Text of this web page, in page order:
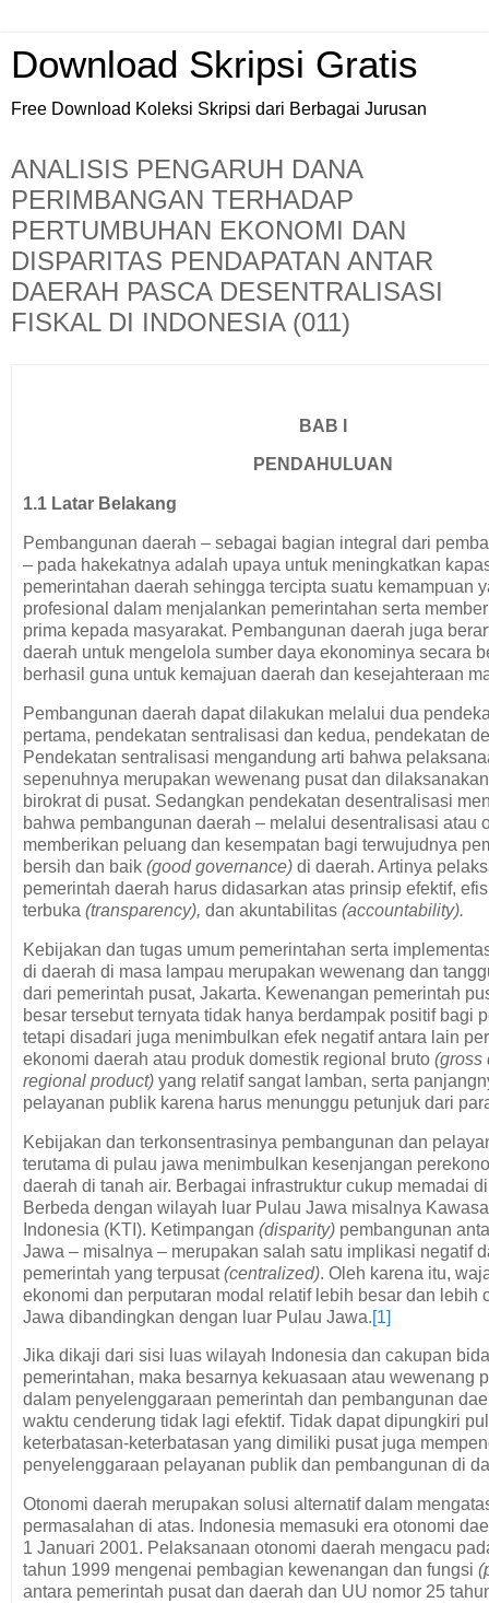
Download Skripsi Gratis
Free Download Koleksi Skripsi dari Berbagai Jurusan
ANALISIS PENGARUH DANA
PERIMBANGAN TERHADAP
PERTUMBUHAN EKONOMI DAN
DISPARITAS PENDAPATAN ANTAR
DAERAH PASCA DESENTRALISASI
FISKAL DI INDONESIA (011)
BAB I
PENDAHULUAN
1.1 Latar Belakang
Pembangunan daerah – sebagai bagian integral dari
– pada hakekatnya adalah upaya untuk meningkatkan
pemerintahan daerah sehingga tercipta suatu kemampuan
profesional dalam menjalankan pemerintahan serta
prima kepada masyarakat. Pembangunan daerah juga
daerah untuk mengelola sumber daya ekonominya secara
berhasil guna untuk kemajuan daerah dan kesejahteraan
Pembangunan daerah dapat dilakukan melalui dua
pertama, pendekatan sentralisasi dan kedua, pendekatan
Pendekatan sentralisasi mengandung arti bahwa
sepenuhnya merupakan wewenang pusat dan
birokrat di pusat. Sedangkan pendekatan desentralisasi
bahwa pembangunan daerah – melalui desentralisasi atau
memberikan peluang dan kesempatan bagi terwujudnya
bersih dan baik (good governance) di daerah. Artinya
pemerintah daerah harus didasarkan atas prinsip efektif,
terbuka (transparency), dan akuntabilitas (accountability).
Kebijakan dan tugas umum pemerintahan serta
di daerah di masa lampau merupakan wewenang dan
dari pemerintah pusat, Jakarta. Kewenangan pemerintah
besar tersebut ternyata tidak hanya berdampak positif bagi
tetapi disadari juga menimbulkan efek negatif antara lain
ekonomi daerah atau produk domestik regional bruto (gross
regional product) yang relatif sangat lamban, serta
pelayanan publik karena harus menunggu petunjuk dari
Kebijakan dan terkonsentrasinya pembangunan dan
terutama di pulau jawa menimbulkan kesenjangan
daerah di tanah air. Berbagai infrastruktur cukup memadai
Berbeda dengan wilayah luar Pulau Jawa misalnya
Indonesia (KTI). Ketimpangan (disparity) pembangunan
Jawa – misalnya – merupakan salah satu implikasi negatif
pemerintah yang terpusat(centralized). Oleh karena itu,
ekonomi dan perputaran modal relatif lebih besar dan lebih
Jawa dibandingkan dengan luar Pulau Jawa.[1]
Jika dikaji dari sisi luas wilayah Indonesia dan cakupan
pemerintahan, maka besarnya kekuasaan atau wewenang
dalam penyelenggaraan pemerintah dan pembangunan
waktu cenderung tidak lagi efektif. Tidak dapat dipungkiri
keterbatasan-keterbatasan yang dimiliki pusat juga
penyelenggaraan pelayanan publik dan pembangunan di
Otonomi daerah merupakan solusi alternatif dalam
permasalahan di atas. Indonesia memasuki era otonomi
1 Januari 2001. Pelaksanaan otonomi daerah mengacu
tahun 1999 mengenai pembagian kewenangan dan fungsi
antara pemerintah pusat dan daerah dan UU nomor 25